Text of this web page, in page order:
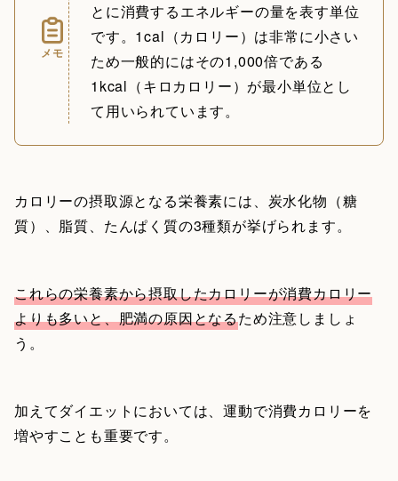
メモ
とに消費するエネルギーの量を表す単位
です。1cal（カロリー）は非常に小さい
ため一般的にはその1,000倍である
1kcal（キロカロリー）が最小単位とし
て用いられています。
カロリーの摂取源となる栄養素には、炭水化物（糖
質）、脂質、たんぱく質の3種類が挙げられます。
これらの栄養素から摂取したカロリーが消費カロリー
よりも多いと、肥満の原因となるため注意しましょ
う。
加えてダイエットにおいては、運動で消費カロリーを
増やすことも重要です。